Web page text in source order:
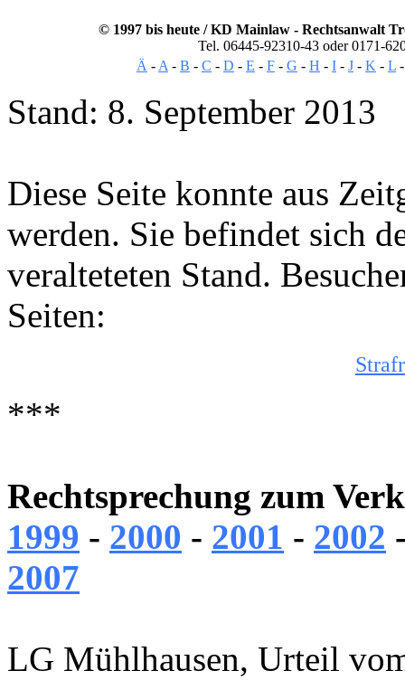
© 1997 bis heute / KD Mainlaw - Rechtsanwalt
Tel. 06445-92310-43 oder 0171-
Ä - A - B - C - D - E - F - G - H - I - J - K - L
Stand: 8. September 2013
Diese Seite konnte aus
werden. Sie befindet sich
veralteteten Stand.
Seiten:
***
Rechtsprechung zum
1999 - 2000 - 2001 - 2002
2007
LG Mühlhausen, Urteil